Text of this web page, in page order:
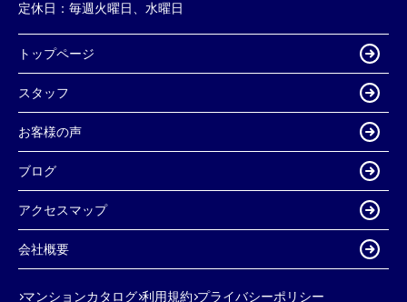
定休日： 毎週火曜日、水曜日
トップページ
スタッフ
お客様の声
ブログ
アクセスマップ
会社概要
マンションカタログ 利用規約 プライバシーポリシー